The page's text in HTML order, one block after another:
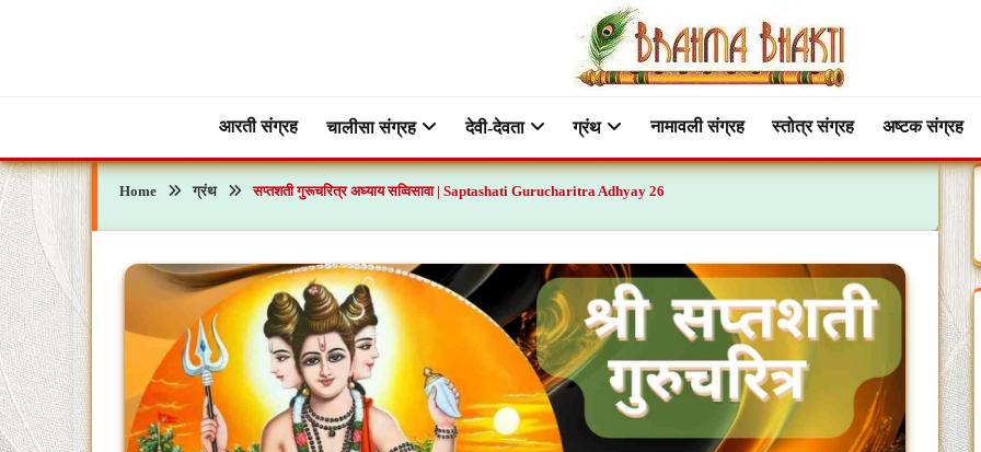
ब्रह्मभक्तीआरती संग्रह
चालीसा संग्रह देवी-देवता ग्रंथ नामावली संग्रह स्तोत्र संग्रह अष्टक संग्रह
Home ग्रंथ सप्तशती गुरूचरित्र अध्याय सव्विसावा | Saptashati Gurucharitra Adhyay 26